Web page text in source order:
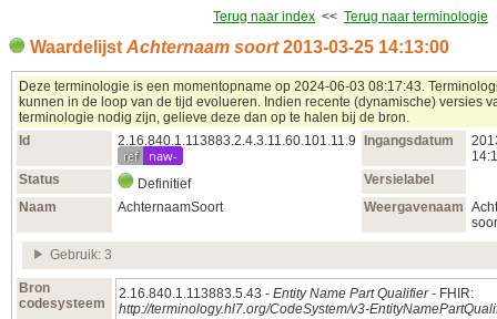
Terug naar index << Terug naar terminologie
Waardelijst Achternaam soort2013‑03‑25 14:13:00
Deze terminologie is een momentopname op 2024‑06‑03 08:17:43.
kunnen in de loop van de tijd evolueren. Indien recente (dynamische) versies
terminologie nodig zijn, gelieve deze dan op te halen bij de bron.
Id
2.16.840.1.113883.2.4.3.11.60.101.11.9
ref naw-
Ingangsdatum
Status
Definitief
Versielabel
Naam
AchternaamSoort Weergavenaam
Gebruik: 3
Bron
codesysteem
2.16.840.1.113883.5.43 - Entity Name Part Qualifier- FHIR:
http://terminology.hl7.org/CodeSystem/v3-